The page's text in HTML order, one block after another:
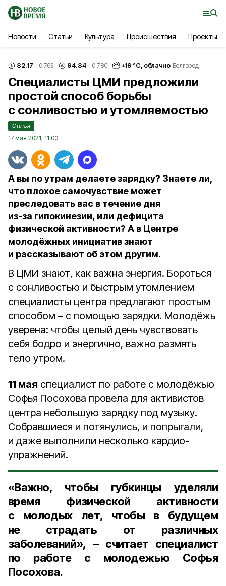
Новости Статьи Культура Происшествия Проекты
82.17 +0.76$ 94.84 +0.78€ +19 °С, облачно Белгород
Специалисты ЦМИ предложили
простой способ борьбы
с сонливостью и утомляемостью
Статья
17 мая 2021, 11:00
А вы по утрам делаете зарядку? Знаете ли,
что плохое самочувствие может
преследовать вас в течение дня
из‑за гипокинезии, или дефицита
физической активности? А в Центре
молодёжных инициатив знают
и рассказывают об этом другим.
В ЦМИ знают, как важна энергия. Бороться
с сонливостью и быстрым утомлением
специалисты центра предлагают простым
способом – с помощью зарядки. Молодёжь
уверена: чтобы целый день чувствовать
себя бодро и энергично, важно размять
тело утром.
11 мая специалист по работе с молодёжью
Софья Посохова провела для активистов
центра небольшую зарядку под музыку.
Собравшиеся и потянулись, и попрыгали,
и даже выполнили несколько кардио-
упражнений.
«Важно, чтобы губкинцы уделяли
время физической активности
с молодых лет, чтобы в будущем
не страдать от различных
заболеваний», – считает специалист
по работе с молодежью Софья
Посохова.